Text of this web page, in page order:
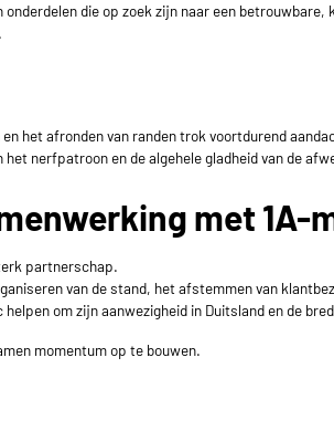
die op zoek zijn naar een
het afronden van randen trok voortdurend
nerfpatroon en de algehele gladheid van de
met1A-
partnerschap.
van de stand, het afstemmen van
om zijn aanwezigheid in Duitsland en de
momentum op te bouwen.